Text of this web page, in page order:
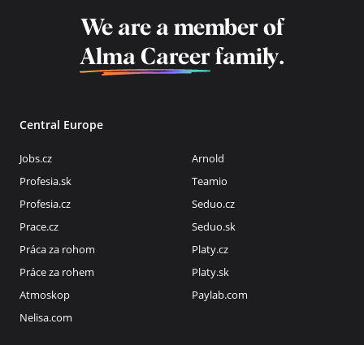
We are a member of
Alma Career family.
Central Europe
Jobs.cz
Profesia.sk
Profesia.cz
Prace.cz
Práca za rohom
Práce za rohem
Atmoskop
Nelisa.com
Arnold
Teamio
Seduo.cz
Seduo.sk
Platy.cz
Platy.sk
Paylab.com